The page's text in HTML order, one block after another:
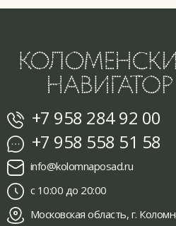
+7 958 284 92 00
+7 958 558 51 58
info@kolomnaposad.ru
с 10:00 до 20:00
Московская область, г.